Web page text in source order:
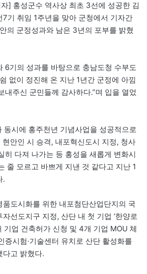
] 홍성군수 역사상 최초 3선에 성공한 김
기 취임 1주년을 맞아 군청에서 기자간
의 군정성과와 남은 3년의 포부를 밝혔
6기의 성과를 바탕으로 충남도청 수부도
없이 정진해 온 지난 1년간 군정에 아낌
내주신 군민들께 감사하다.”며 입을 열었
동시에 홍주천년 기념사업을 성공적으로
안인 시 승격, 내포혁신도시 지정, 청사
히 다져 나가는 등 홍성을 새롭게 변화시
줄 모르고 바쁘게 지낸 것 같다고 지난 1
.
도시화를 위한 내포첨단산업단지의 국
선도지구 지정, 산단 내 첫 기업 ‘한양로
기업 건축허가 신청 및 4개 기업 MOU 체
증시험·기술센터 유치로 산단 활성화를
다고 밝혔다.